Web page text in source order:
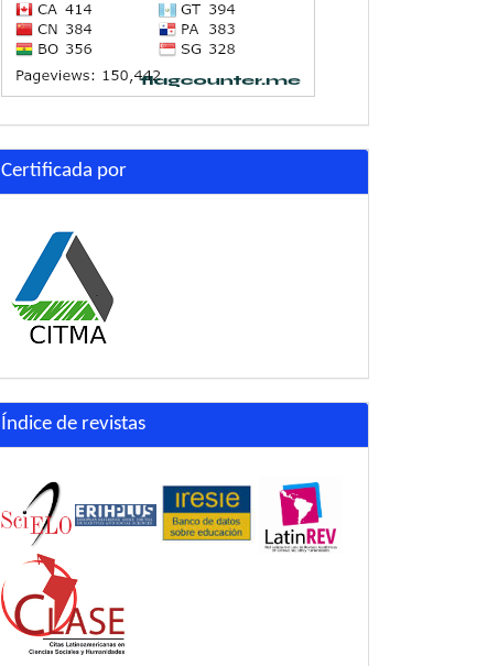
Certificada por
Índice de revistas